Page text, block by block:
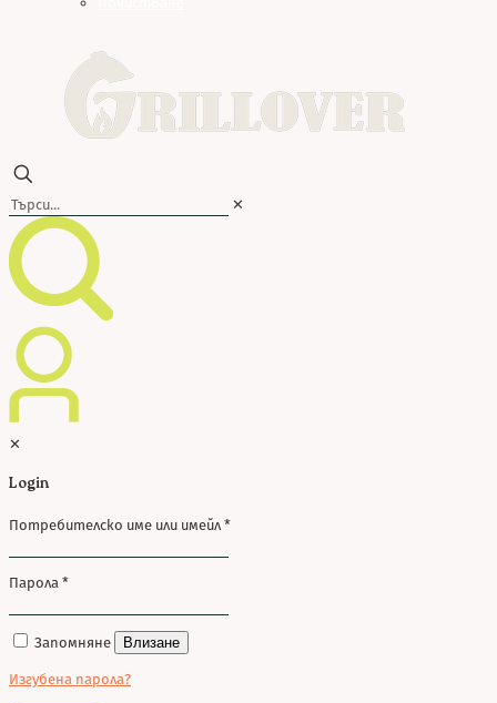
✕
✕
Login
Потребителско име или имейл *
Парола *
Запомняне Влизане
Изгубена парола?